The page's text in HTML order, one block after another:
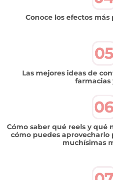
Conoce los efectos
Las mejores ideas de
farmacias
Cómo saber qué reels y qué
cómo puedes aprovecharlo
muchísimas